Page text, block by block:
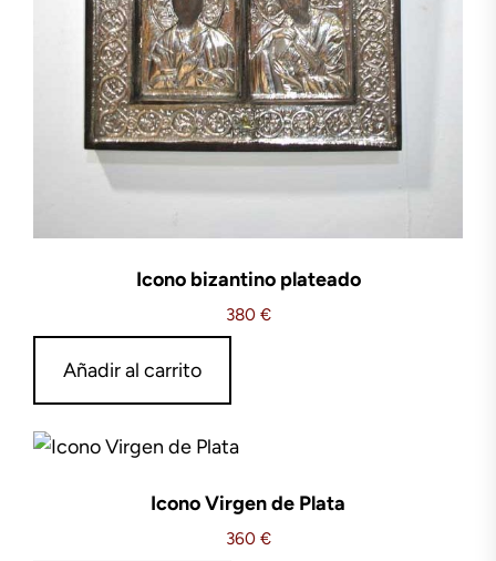
Icono bizantino plateado
380 €
Añadir al carrito
Icono Virgen de Plata
360 €